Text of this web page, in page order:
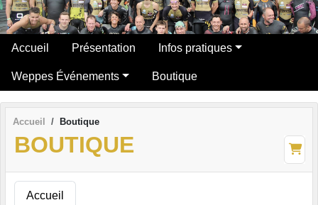
Accueil Présentation Infos pratiques
Weppes Événements Boutique
Accueil Boutique
BOUTIQUE
Accueil